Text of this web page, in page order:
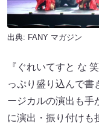
出典: FANY マガジン
『ぐれいてすと な
っぷり盛り込んで書
ージカルの演出も手
に演出・振り付けも